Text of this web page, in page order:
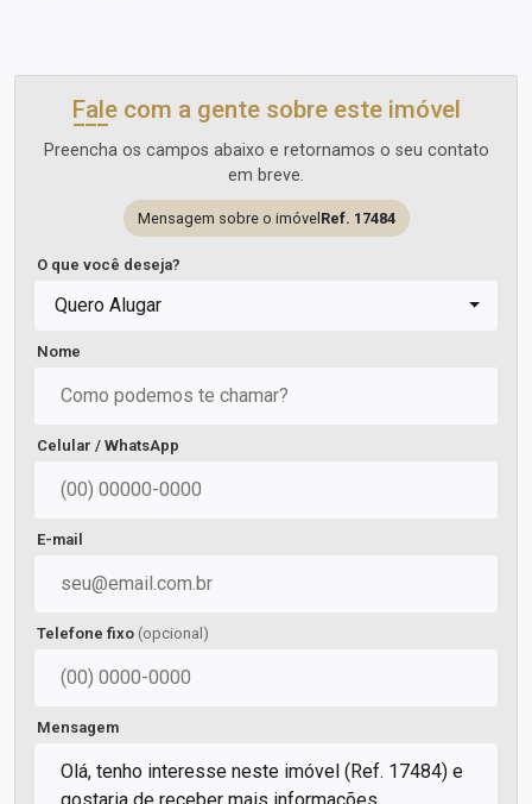
Fale com a gente sobre este imóvel
Preencha os campos abaixo e retornamos o seu contato
em breve.
Mensagem sobre o imóvel Ref. 17484
O que você deseja?
Quero Alugar
Nome
Celular / WhatsApp
E-mail
Telefone fixo (opcional)
Mensagem